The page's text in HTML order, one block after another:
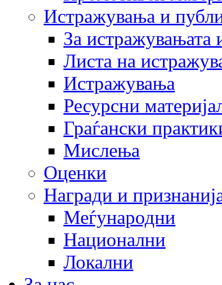
Истражувања и
За истражувањата
Листа на
Истражувања
Ресурсни
Граѓански
Мислења
Оценки
Награди и
Меѓународни
Национални
Локални